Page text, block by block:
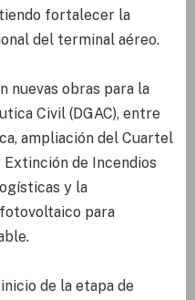
fortalecer la
del terminal aéreo.
nuevas obras para la
Civil (DGAC), entre
ampliación del Cuartel
de Incendios
y la
para
de la etapa de